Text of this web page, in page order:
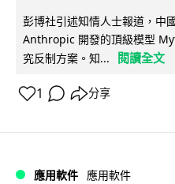
彭博社引述知情人士報道，中
Anthropic 開發的頂級模型
究反制方案。知...
閱讀全文
1 分享
應用軟件 應用軟件